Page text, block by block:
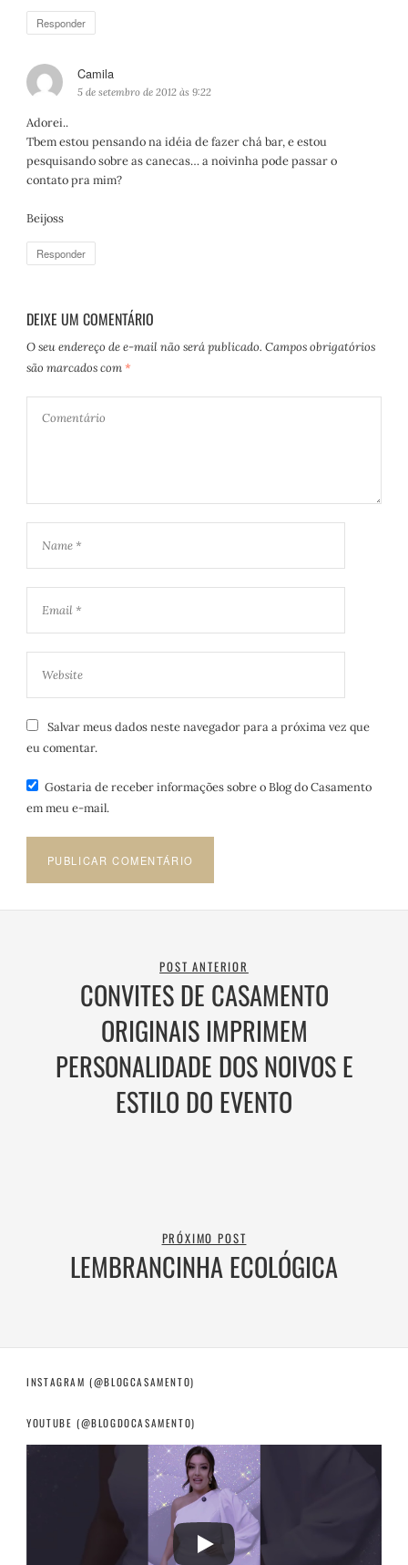
Responder
Camila
i
e
:
5 de setembro de 2012 às 9:22
Adorei..
Tbem estou pensando na idéia de fazer chá bar, e estou
pesquisando sobre as canecas… a noivinha pode passar o
contato pra mim?
Beijoss
Responder
DEIXE UM COMENTÁRIO
O seu endereço de e-mail não será publicado. Campos obrigatórios
são marcados com *
Salvar meus dados neste navegador para a próxima vez que
eu comentar.
Gostaria de receber informações sobre o Blog do Casamento
em meu e-mail.
POST ANTERIOR
CONVITES DE CASAMENTO
ORIGINAIS IMPRIMEM
PERSONALIDADE DOS NOIVOS E
ESTILO DO EVENTO
PRÓXIMO POST
LEMBRANCINHA ECOLÓGICA
INSTAGRAM (@BLOGCASAMENTO)
YOUTUBE (@BLOGDOCASAMENTO)